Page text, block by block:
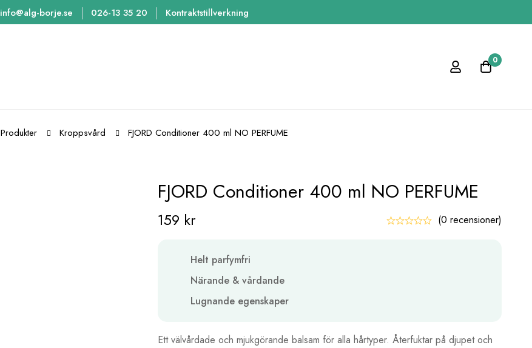
info@alg-borje.se 026-13 35 20 Kontraktstillverkning
0
Produkter Kroppsvård FJORD Conditioner 400 ml NO PERFUME
FJORD Conditioner 400 ml NO PERFUME
159 kr (0 recensioner)
Helt parfymfri
Närande & vårdande
Lugnande egenskaper
Ett välvårdade och mjukgörande balsam för alla hårtyper. Återfuktar på djupet och